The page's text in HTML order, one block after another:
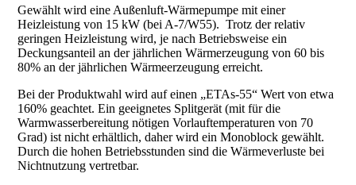
Gewählt wird eine Außenluft-Wärmepumpe mit einer
Heizleistung von 15 kW (bei A-7/W55). Trotz der relativ
geringen Heizleistung wird, je nach Betriebsweise ein
Deckungsanteil an der jährlichen Wärmerzeugung von 60 bis
80% an der jährlichen Wärmeerzeugung erreicht.
Bei der Produktwahl wird auf einen „ETAs-55“ Wert von etwa
160% geachtet. Ein geeignetes Splitgerät (mit für die
Warmwasserbereitung nötigen Vorlauftemperaturen von 70
Grad) ist nicht erhältlich, daher wird ein Monoblock gewählt.
Durch die hohen Betriebsstunden sind die Wärmeverluste bei
Nichtnutzung vertretbar.